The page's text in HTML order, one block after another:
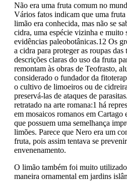
Não era uma fruta comum no
Vários fatos indicam que uma
limão era conhecida, mas não se
cidra, uma espécie vizinha e muito
evidências paleobotânicas.12 Os
a cidra para proteger as roupas das
descrições claras do uso da fruta
remontam às obras de Teofrasto,
considerado o fundador da
o cultivo de limoeiros ou de
preservá-las de ataques de
retratado na arte romana:1 há
em mosaicos romanos em Cartago
que possuem uma semelhança
limões. Parece que Nero era um
fruta, pois assim tentava se
envenenamento.
O limão também foi muito
maneira ornamental em jardins